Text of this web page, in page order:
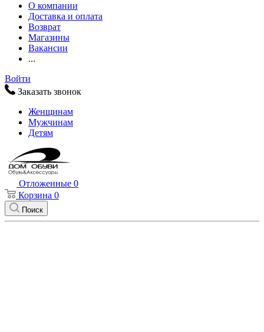
О компании
Доставка и оплата
Возврат
Магазины
Вакансии
...
Войти
Заказать звонок
Женщинам
Мужчинам
Детям
Отложенные 0
Корзина 0
Поиск